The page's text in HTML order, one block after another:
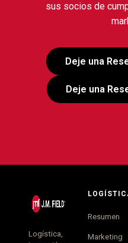
sus socios de
Deje una
Deje una
Logística,
Resumen
Marketing